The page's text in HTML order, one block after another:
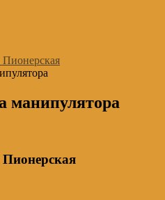
Пионерская
манипулятора